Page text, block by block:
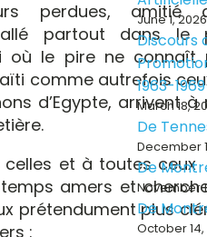
perdues, amitié
partout dans le
où le pire ne connaît
comme autrefois
d’Egypte, arrivent à
à toutes ceux
amers et
prétendument plus
:
June 1, 2026
Discours
1963-1969
March 18,
De
December
De
November
De
October